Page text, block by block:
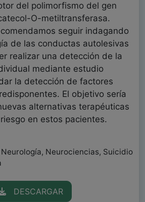
del polimorfismo del gen
O-metiltransferasa.
seguir indagando
de las conductas autolesivas
realizar una detección de la
mediante estudio
la detección de factores
El objetivo sería
alternativas terapéuticas
en estos pacientes.
Neurociencias, Suicidio
DESCARGAR